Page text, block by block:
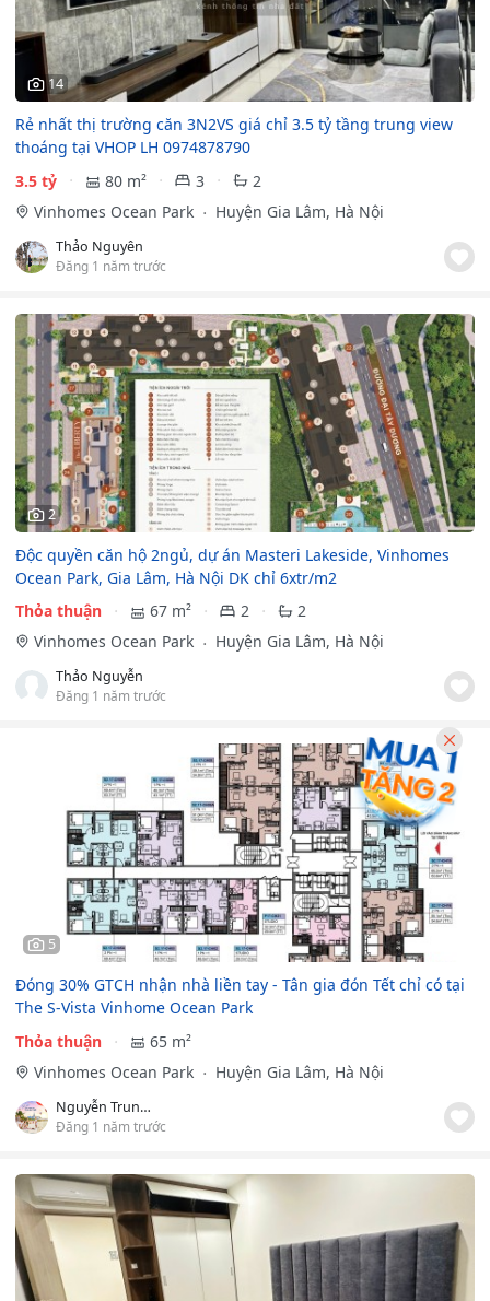
14
Rẻ nhất thị trường căn 3N2VS giá chỉ 3.5 tỷ tầng trung view
thoáng tại VHOP LH 0974878790
3.5 tỷ
80 m² 3
2
Vinhomes Ocean Park
Huyện Gia Lâm, Hà Nội
Thảo Nguyên
Đăng 1 năm trước
2
Độc quyền căn hộ 2ngủ, dự án Masteri Lakeside, Vinhomes
Ocean Park, Gia Lâm, Hà Nội DK chỉ 6xtr/m2
Thỏa thuận
67 m² 2
2
Vinhomes Ocean Park
Huyện Gia Lâm, Hà Nội
Thảo Nguyễn
Đăng 1 năm trước
5
Đóng 30% GTCH nhận nhà liền tay - Tân gia đón Tết chỉ có tại
The S-Vista Vinhome Ocean Park
Thỏa thuận
65 m²
Vinhomes Ocean Park
Huyện Gia Lâm, Hà Nội
Nguyễn Trung Định
Đăng 1 năm trước